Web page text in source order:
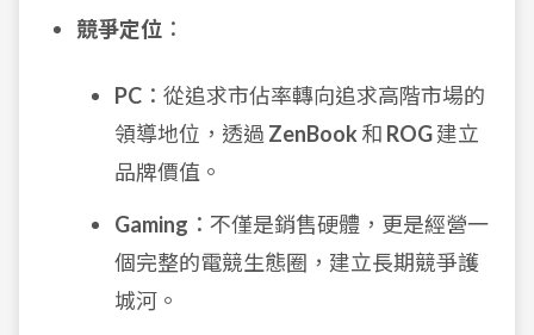
競爭定位 ：
PC ：從追求市佔率轉向追求高階市場的
領導地位，透過 ZenBook 和 ROG建立
品牌價值。
Gaming ：不僅是銷售硬體，更是經營一
個完整的電競生態圈，建立長期競爭護
城河。